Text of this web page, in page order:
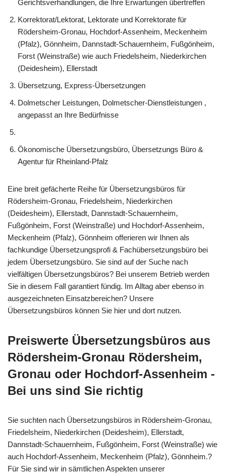
Gerichtsverhandlungen, die Ihre Erwartungen übertreffen
Korrektorat/Lektorat, Lektorate und Korrektorate für
Rödersheim-Gronau, Hochdorf-Assenheim, Meckenheim
(Pfalz), Gönnheim, Dannstadt-Schauernheim, Fußgönheim,
Forst (Weinstraße) wie auch Friedelsheim, Niederkirchen
(Deidesheim), Ellerstadt
Übersetzung, Express-Übersetzungen
Dolmetscher Leistungen, Dolmetscher-Dienstleistungen ,
angepasst an Ihre Bedürfnisse
Ökonomische Übersetzungsbüro, Übersetzungs Büro &
Agentur für Rheinland-Pfalz
Eine breit gefächerte Reihe für Übersetzungsbüros für
Rödersheim-Gronau, Friedelsheim, Niederkirchen
(Deidesheim), Ellerstadt, Dannstadt-Schauernheim,
Fußgönheim, Forst (Weinstraße) und Hochdorf-Assenheim,
Meckenheim (Pfalz), Gönnheim offerieren wir Ihnen als
fachkundige Übersetzungsprofi & Fachübersetzungsbüro bei
jedem Übersetzungsbüro. Sie sind auf der Suche nach
vielfältigen Übersetzungsbüros? Bei unserem Betrieb werden
Sie in diesem Fall garantiert fündig. Im Alltag aber ebenso in
ausgezeichneten Einsatzbereichen? Unsere
Übersetzungsbüros können Sie hier und dort nutzen.
Preiswerte Übersetzungsbüros aus
Rödersheim-Gronau Rödersheim,
Gronau oder Hochdorf-Assenheim -
Bei uns sind Sie richtig
Sie suchten nach Übersetzungsbüros in Rödersheim-Gronau,
Friedelsheim, Niederkirchen (Deidesheim), Ellerstadt,
Dannstadt-Schauernheim, Fußgönheim, Forst (Weinstraße) wie
auch Hochdorf-Assenheim, Meckenheim (Pfalz), Gönnheim.?
Für Sie sind wir in sämtlichen Aspekten unserer